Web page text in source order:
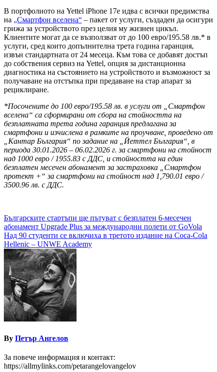
В портфолиото на Yettel iPhone 17e идва с всички предимства
на „Смартфон вселена“ – пакет от услуги, създаден да осигури
грижа за устройството през целия му жизнен цикъл.
Клиентите могат да се възползват от до 100 евро/195.58 лв.* в
услуги, сред които допълнителна трета година гаранция,
извън стандартната от 24 месеца. Към това се добавят достъп
до собствения сервиз на Yettel, опция за дистанционна
диагностика на състоянието на устройството и възможност за
получаване на отстъпка при предаване на стар апарат за
рециклиране.
*Посочените до 100 евро/195.58 лв. в услуги от „Смартфон
вселена“ са сформирани от сбора на стойността на
безплатната трета година гаранция предлагана за
смартфони и изчислена в рамките на проучване, проведено от
„Кантар България“ по задание на „Йеттел България“, в
периода 30.01.2026 – 06.02.2026 г. за смартфони на стойност
над 1000 евро / 1955.83 с ДДС, и стойността на един
безплатен месечен абонамент за застраховка „Смартфон
протект +“ за смартфони на стойност над 1,790.01 евро /
3500.96 лв. с ДДС.
Навигация
Българските стартъпи ще пътуват с безплатен 6-месечен
абонамент Upgrade Plus за международни полети от GoVola
Над 90 студенти се включиха в третото издание на Coca-Cola
Hellenic – UNWE Academy
By Петър Ангелов
За повече информация и контакт:
https://allmylinks.com/petarangelovangelov